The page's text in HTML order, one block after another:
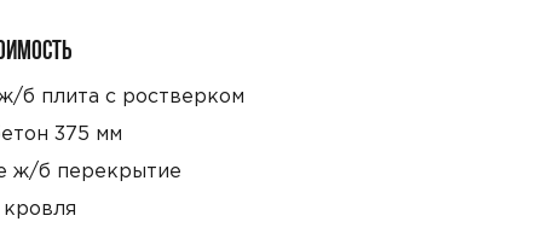
б плита с ростверком
375 мм
ж/б перекрытие